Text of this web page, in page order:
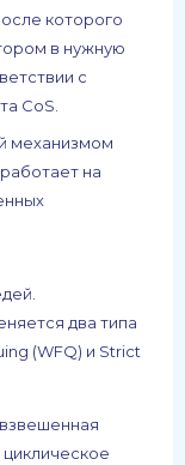
которого
в нужную
с
CoS.
механизмом
на
два типа
(WFQ) и Strict